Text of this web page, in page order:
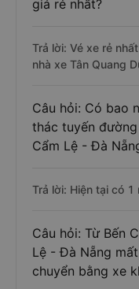
giá rẻ nhất?
Trả lời: Vé xe rẻ
nhà xe Tân Quang
Câu hỏi: Có bao
thác tuyến
Cẩm Lệ - Đà
Trả lời: Hiện tại có
Câu hỏi: Từ Bến
Lệ - Đà Nẵng
chuyển bằng xe